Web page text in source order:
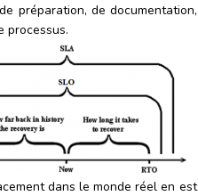
préparation, de documentation,
processus.
dans le monde réel en est